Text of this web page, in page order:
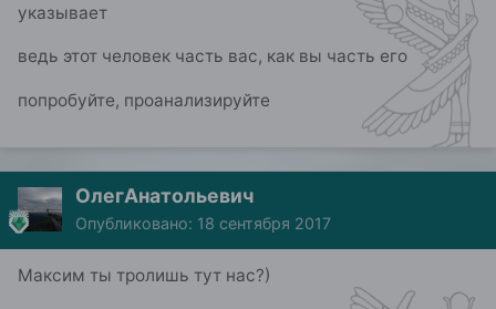
указывает
ведь этот человек часть вас, как вы часть его
попробуйте, проанализируйте
ОлегАнатольевич
Опубликовано: 18 сентября 2017
Максим ты тролишь тут нас?)